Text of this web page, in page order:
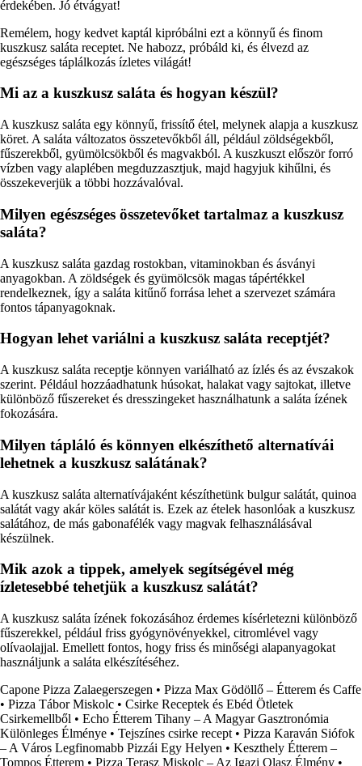
érdekében. Jó étvágyat!
Remélem, hogy kedvet kaptál kipróbálni ezt a könnyű és finom
kuszkusz saláta receptet. Ne habozz, próbáld ki, és élvezd az
egészséges táplálkozás ízletes világát!
Mi az a kuszkusz saláta és hogyan készül?
A kuszkusz saláta egy könnyű, frissítő étel, melynek alapja a kuszkusz
köret. A saláta változatos összetevőkből áll, például zöldségekből,
fűszerekből, gyümölcsökből és magvakból. A kuszkuszt először forró
vízben vagy alaplében megduzzasztjuk, majd hagyjuk kihűlni, és
összekeverjük a többi hozzávalóval.
Milyen egészséges összetevőket tartalmaz a kuszkusz
saláta?
A kuszkusz saláta gazdag rostokban, vitaminokban és ásványi
anyagokban. A zöldségek és gyümölcsök magas tápértékkel
rendelkeznek, így a saláta kitűnő forrása lehet a szervezet számára
fontos tápanyagoknak.
Hogyan lehet variálni a kuszkusz saláta receptjét?
A kuszkusz saláta receptje könnyen variálható az ízlés és az évszakok
szerint. Például hozzáadhatunk húsokat, halakat vagy sajtokat, illetve
különböző fűszereket és dresszingeket használhatunk a saláta ízének
fokozására.
Milyen tápláló és könnyen elkészíthető alternatívái
lehetnek a kuszkusz salátának?
A kuszkusz saláta alternatívájaként készíthetünk bulgur salátát, quinoa
salátát vagy akár köles salátát is. Ezek az ételek hasonlóak a kuszkusz
salátához, de más gabonafélék vagy magvak felhasználásával
készülnek.
Mik azok a tippek, amelyek segítségével még
ízletesebbé tehetjük a kuszkusz salátát?
A kuszkusz saláta ízének fokozásához érdemes kísérletezni különböző
fűszerekkel, például friss gyógynövényekkel, citromlével vagy
olívaolajjal. Emellett fontos, hogy friss és minőségi alapanyagokat
használjunk a saláta elkészítéséhez.
Capone Pizza Zalaegerszegen • Pizza Max Gödöllő – Étterem és Caffe
• Pizza Tábor Miskolc • Csirke Receptek és Ebéd Ötletek
Csirkemellből • Echo Étterem Tihany – A Magyar Gasztronómia
Különleges Élménye • Tejszínes csirke recept • Pizza Karaván Siófok
– A Város Legfinomabb Pizzái Egy Helyen • Keszthely Étterem –
Tompos Étterem • Pizza Terasz Miskolc – Az Igazi Olasz Élmény •